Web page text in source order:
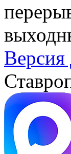
Версия